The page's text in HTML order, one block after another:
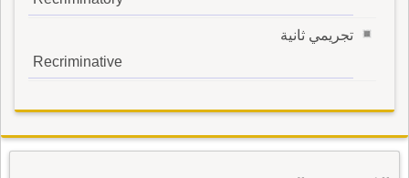
تجريمي ثانية
Recriminative